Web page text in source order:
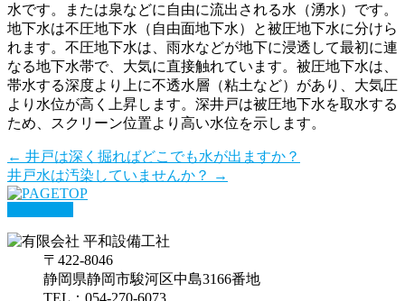
水です。または泉などに自由に流出される水（湧水）です。
地下水は不圧地下水（自由面地下水）と被圧地下水に分けら
れます。不圧地下水は、雨水などが地下に浸透して最初に連
なる地下水帯で、大気に直接触れています。被圧地下水は、
帯水する深度より上に不透水層（粘土など）があり、大気圧
より水位が高く上昇します。深井戸は被圧地下水を取水する
ため、スクリーン位置より高い水位を示します。
← 井戸は深く掘ればどこでも水が出ますか？
井戸水は汚染していませんか？
→
〒422-8046
静岡県静岡市駿河区中島3166番地